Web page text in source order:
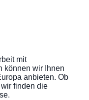
mit
können wir Ihnen
anbieten. Ob
finden die